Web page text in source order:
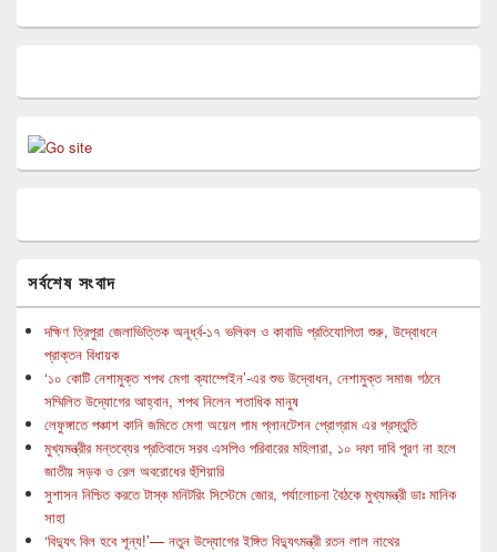
সর্বশেষ সংবাদ
দক্ষিণ ত্রিপুরা জেলাভিত্তিক অনূর্ধ্ব-১৭ ভলিবল ও কাবাডি প্রতিযোগিতা শুরু, উদ্বোধনে
প্রাক্তন বিধায়ক
‘১০ কোটি নেশামুক্ত শপথ মেগা ক্যাম্পেইন’-এর শুভ উদ্বোধন, নেশামুক্ত সমাজ গঠনে
সম্মিলিত উদ্যোগের আহ্বান, শপথ নিলেন শতাধিক মানুষ
লেফুঙ্গাতে পঞ্চাশ কানি জমিতে মেগা অয়েল পাম প্লানটেশন প্রোগ্রাম এর প্রস্তুতি
মুখ্যমন্ত্রীর মন্তব্যের প্রতিবাদে সরব এসপিও পরিবারের মহিলারা, ১০ দফা দাবি পূরণ না হলে
জাতীয় সড়ক ও রেল অবরোধের হুঁশিয়ারি
সুশাসন নিশ্চিত করতে টাস্ক মনিটরিং সিস্টেমে জোর, পর্যালোচনা বৈঠকে মুখ্যমন্ত্রী ডাঃ মানিক
সাহা
‘বিদ্যুৎ বিল হবে শূন্য!’— নতুন উদ্যোগের ইঙ্গিত বিদ্যুৎমন্ত্রী রতন লাল নাথের